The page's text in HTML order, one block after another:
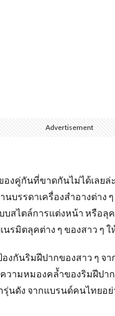
Advertisement
องคู่กันที่ขาดกันไม่ได้เล
บรรดาเครื่องสำอางต่าง
สไตล์การแต่งหน้า หรือลุค
รมิตลุคต่าง ๆ ของสาว ๆ
งกันริมฝีปากของสาว ๆ จ
วามหมองคล้ำของริมฝีปา
รุ่นดัง จากแบรนด์คนไทยอ